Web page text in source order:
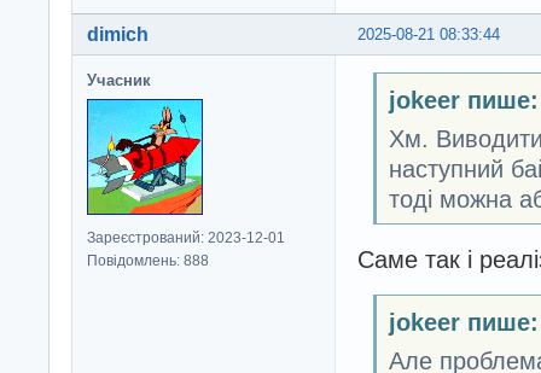
2025-08-21 08:33:44
dimich
Учасник
Зареєстрований: 2023-12-01
Повідомлень: 888
jokeer пише:
Хм.
наступний
тоді можна
Саме так і
jokeer пише:
Але